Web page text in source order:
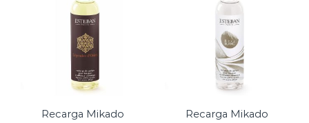
Tonka
500ml
cantidad
Recarga Mikado Recarga Mikado